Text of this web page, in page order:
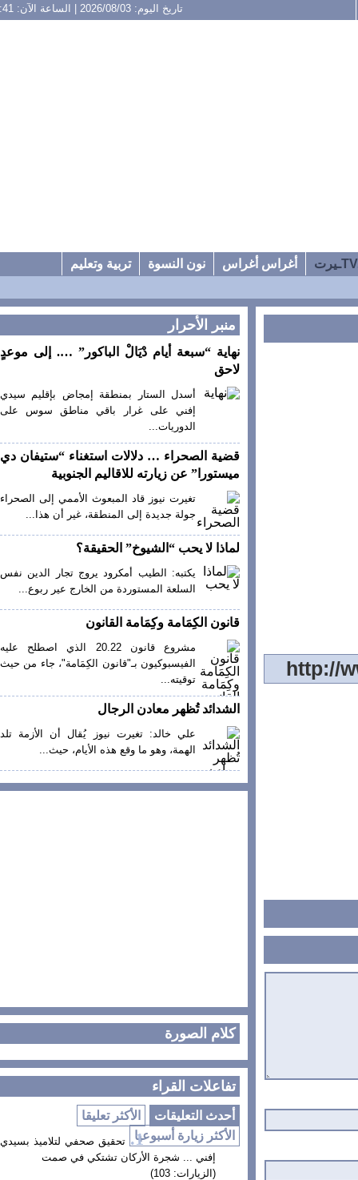
تاريخ اليوم: 2026/08/03 | الساعة الآن: 17:41
أغراس أغراس نون النسوة تربية وتعليم
منبر الأحرار
نهاية “سبعة أيام دْيَالْ الباكور” …. إلى موعدٍ
لاحق
أسدل الستار بمنطقة إمجاض بإقليم سيدي
إفني على غرار باقي مناطق سوس على
الدوريات...
قضية الصحراء … دلالات استغناء “ستيفان دي
ميستورا” عن زيارته للاقاليم الجنوبية
تغيرت نيوز قاد المبعوث الأممي إلى الصحراء
جولة جديدة إلى المنطقة، غير أن هذا...
لماذا لا يحب “الشيوخ” الحقيقة؟
يكتبه: الطيب أمكرود يروج تجار الدين نفس
السلعة المستوردة من الخارج عير ربوع...
قانون الكِمَامة وكِمَامة القانون
مشروع قانون 20.22 الذي اصطلح عليه
الفيسبوكيون بـ"قانون الكِمَامة"، جاء من حيث
توقيته...
الشدائد تُظهر معادن الرجال
علي خالد: تغيرت نيوز يُقال أن الأزمة تلد
الهمة، وهو ما وقع هذه الأيام، حيث...
كلام الصورة
تفاعلات القراء
أحدث التعليقات
الأكثر تعليقا
الأكثر زيارة أسبوعيا
تحقيق صحفي لتلاميذ بسيدي
إفني ... شجرة الأركان تشتكي في صمت
(الزيارات: 103)